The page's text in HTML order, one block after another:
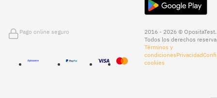
Pago online seguro
2016 - 2026 © OpositaTest.
Todos los derechos
Términos y
condicionesPrivacidad
cookies